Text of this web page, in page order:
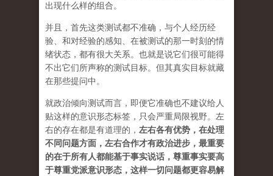
出现什么样的组合。
并且，首先这类测试都不准确，与个人经历经
验、和对经验的感知、在被测试的那一时刻的情
绪状态，都有很大关系。也就是说它们很可能得
不出它们所声称的测试目标。但其真实目标就藏
在那些提问中。
就政治倾向测试而言，即便它准确也不建议给人
贴这样的意识形态标签，只会严重局限视野。左
右的存在都是有道理的， 左右各有优势，在处理
不同问题方面，左右合作才有政治进步，最重要
的在于所有人都能基于事实说话，尊重事实要高
于尊重党派意识形态，这样一切问题都更容易解